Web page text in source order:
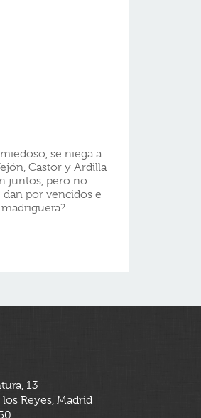
se niega a
Castor y Ardilla
juntos, pero no
por vencidos e
13
los Reyes, Madrid